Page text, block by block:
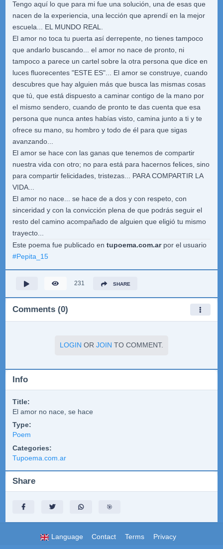
Tengo aquí lo que para mi fue una solución, una de esas que
nacen de la experiencia, una lección que aprendí en la mejor
escuela... EL MUNDO REAL.
El amor no toca tu puerta así derrepente, no tienes tampoco
que andarlo buscando... el amor no nace de pronto, ni
tampoco a parece un cartel sobre la otra persona que dice en
luces fluorecentes "ESTE ES"... El amor se construye, cuando
descubres que hay alguien más que busca las mismas cosas
que tú, que está dispuesto a caminar contigo de la mano por
el mismo sendero, cuando de pronto te das cuenta que esa
persona que nunca antes habías visto, camina junto a ti y te
ofrece su mano, su hombro y todo de él para que sigas
avanzando...
El amor se hace con las ganas que tenemos de compartir
nuestra vida con otro; no para está para hacernos felices, sino
para compartir felicidades, tristezas... PARA COMPARTIR LA
VIDA...
El amor no nace... se hace de a dos y con respeto, con
sinceridad y con la convicción plena de que podrás seguir el
resto del camino acompañado de alguien que eligió tu mismo
trayecto...
Este poema fue publicado en tupoema.com.arpor el usuario
#Pepita_15
231 SHARE
Comments (0)
LOGIN OR JOIN TO COMMENT.
Info
Title:
El amor no nace, se hace
Type:
Poem
Categories:
Tupoema.com.ar
Share
🎯
Language Contact Terms Privacy